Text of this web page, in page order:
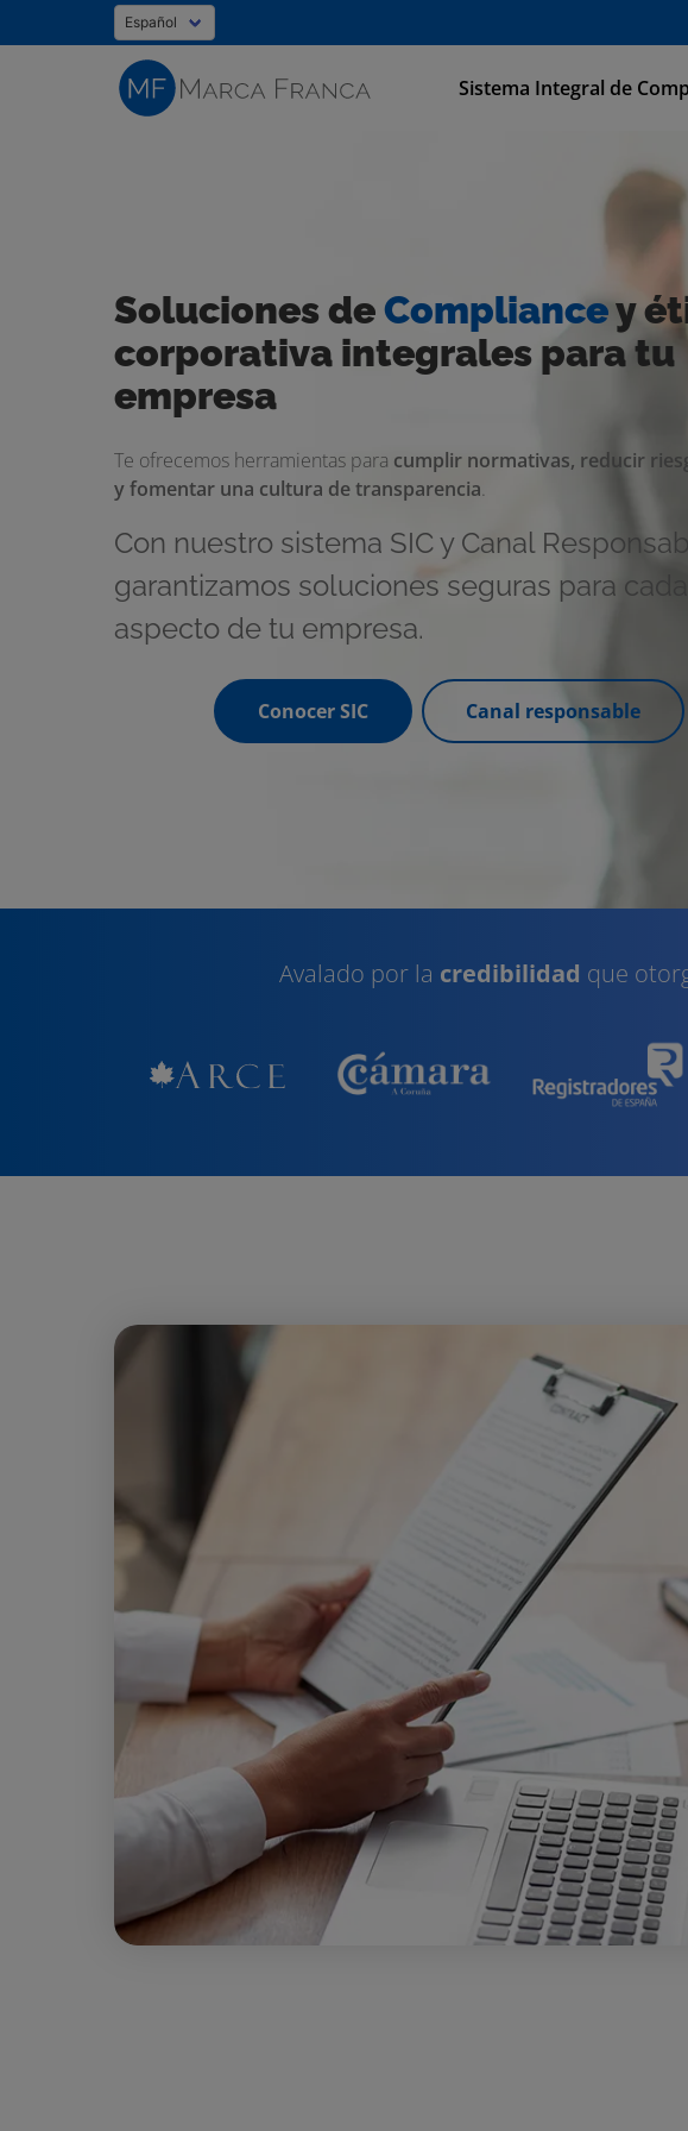
Sistema Integral de
Soluciones deCompliancey
corporativa integrales para tu
empresa
Te ofrecemos herramientas para cumplir normativas, reducir
y fomentar una cultura de transparencia.
Con nuestro sistema SIC y Canal
garantizamos soluciones seguras para cada
aspecto de tu empresa.
Conocer SIC Canal responsable
Avalado por la credibilidad que